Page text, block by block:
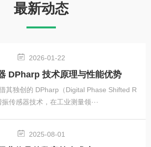
最新动态
2026-01-22
DPharp 技术原理与性能优势
其独创的 DPharp（Digital Phase Shifted R
传感器技术，在工业测量领···
2025-08-01